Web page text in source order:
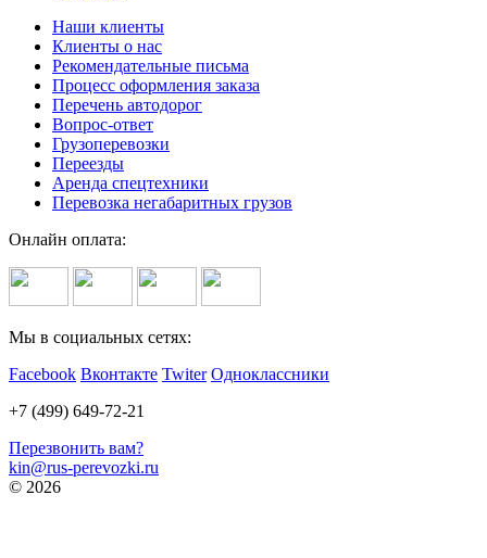
Наши клиенты
Клиенты о нас
Рекомендательные письма
Процесс оформления заказа
Перечень автодорог
Вопрос-ответ
Грузоперевозки
Переезды
Аренда спецтехники
Перевозка негабаритных грузов
Онлайн оплата:
Мы в социальных сетях:
Facebook Вконтакте Twiter Одноклассники
+7 (499) 649-72-21
Перезвонить вам?
kin@rus-perevozki.ru
© 2026